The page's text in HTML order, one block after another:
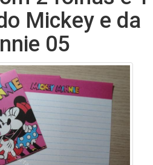
Mickey e da
05